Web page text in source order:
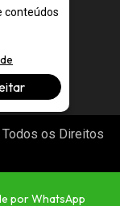
os Direitos
por WhatsApp
conteúdos